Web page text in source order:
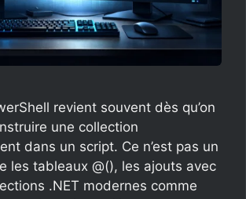
revient souvent dès qu’on
une collection
dans un script. Ce n’est pas un
les tableaux @(), les ajouts avec
.NET modernes comme